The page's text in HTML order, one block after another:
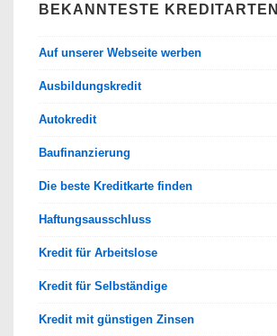
BEKANNTESTE KREDITARTEN
Auf unserer Webseite werben
Ausbildungskredit
Autokredit
Baufinanzierung
Die beste Kreditkarte finden
Haftungsausschluss
Kredit für Arbeitslose
Kredit für Selbständige
Kredit mit günstigen Zinsen